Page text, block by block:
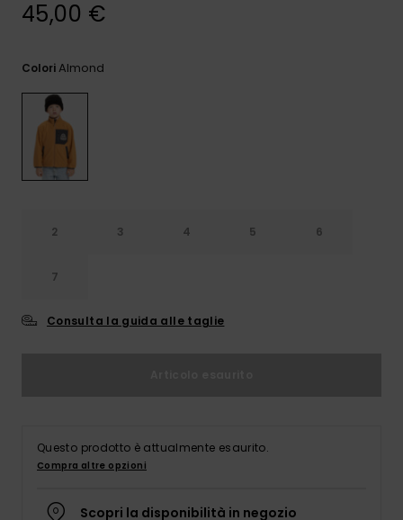
45,00 €
ColoriAlmond
2 3 4 5 6
7
Consulta la guida alle taglie
Questo prodotto è attualmente esaurito.
Compra altre opzioni
Scopri la disponibilità in negozio